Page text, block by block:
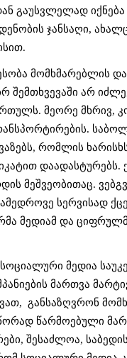
გაუსვლელად
ჯანსაღი,
მომხმარებლის
არ
მეორე მხრივ,
რომლის
დაადასტურებს.
მეშვეობითაც.
სერვისად
მედიამ და
მედია
მართვა
განსაზღვრონ
წარმოებული
შესაძლოა,